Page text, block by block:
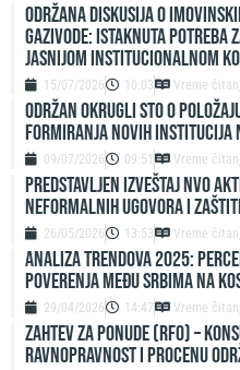
Održana diskusija o
Gazivode: Istaknuta
jasnijom institucionalnom
15/07/2026 10:03 Vreme
ODRŽAN OKRUGLI STO O
FORMIRANJA NOVIH INSTITUCIJA
09/07/2026 09:51 Vreme
Predstavljen izveštaj NVO
neformalnih ugovora i
26/05/2026 13:53 Vreme
ANALIZA TRENDOVA 2025:
POVERENJA MEĐU SRBIMA NA
29/04/2026 14:47 Vreme
ZAHTEV ZA PONUDE (RFO) –
ravnopravnost i procenu